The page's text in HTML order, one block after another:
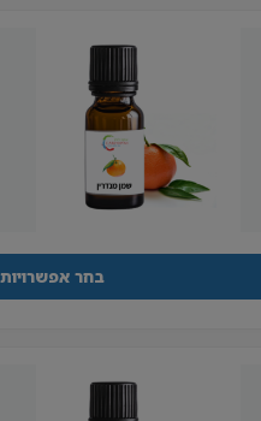
בחר אפשרויות